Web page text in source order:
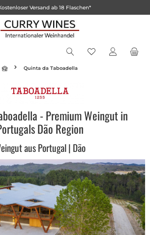
Versand ab 18 Flaschen*
Quinta da Taboadella
- Premium Weingut in
Dão Region
aus Portugal | Dão